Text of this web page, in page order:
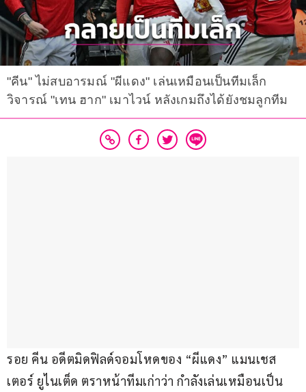
"คีน" ไม่สบอารมณ์ "ผีแดง" เล่นเหมือนเป็นทีมเล็ก
วิจารณ์ "เทน ฮาก" เมาไวน์ หลังเกมถึงได้ยังชมลูกทีม
รอย คีน อดีตมิดฟิลด์จอมโหดของ “ผีแดง” แมนเชส
เตอร์ ยูไนเต็ด ตราหน้าทีมเก่าว่า กำลังเล่นเหมือนเป็น